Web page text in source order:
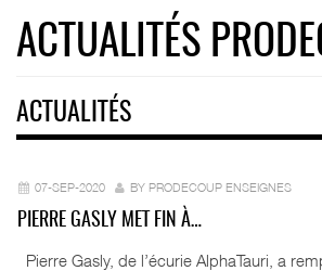
ACTUALITÉS
ACTUALITÉS
07-SEP-2020 BY PRODECOUP ENSEIGNES
PIERRE GASLY MET FIN À…
Pierre Gasly, de l’écurie AlphaTauri, a